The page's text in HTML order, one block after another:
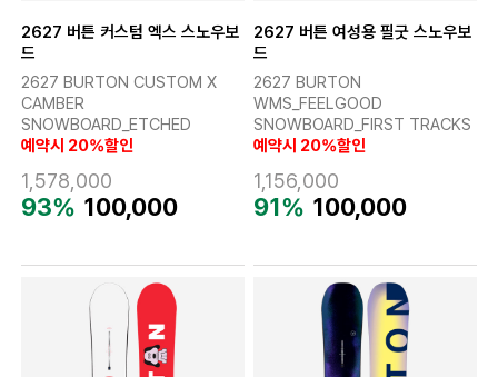
2627 버튼 커스텀 엑스 스노우보
드
2627 BURTON CUSTOM X
CAMBER
SNOWBOARD_ETCHED
예약시 20%할인
1,578,000
93% 100,000
2627 버튼 여성용 필굿 스노우보
드
2627 BURTON
WMS_FEELGOOD
SNOWBOARD_FIRST TRACKS
예약시 20%할인
1,156,000
91% 100,000